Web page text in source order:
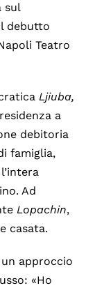
sul
debutto
Teatro
Ljiuba,
a
debitoria
famiglia,
Ad
Lopachin,
casata.
approccio
«Ho